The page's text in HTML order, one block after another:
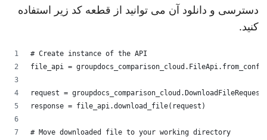
دسترسی و دانلود آن می توانید از قطعه کد زیر استفاده
کنید.
# Create instance of the API
file_api =
request =
response = file_api.download_file(request)
# Move downloaded file to your working directory